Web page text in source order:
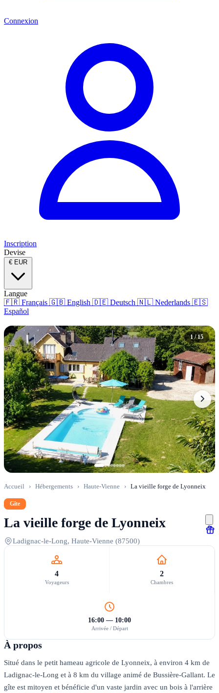
Connexion
Inscription
Devise
€ EUR
Langue
🇫🇷 Français 🇬🇧 English 🇩🇪 Deutsch 🇳🇱 Nederlands 🇪🇸
Español
1 / 15
Accueil › Hébergements › Haute-Vienne › La vieille forge de Lyonneix
Gîte
La vieille forge de Lyonneix
Ladignac-le-Long, Haute-Vienne (87500)
4
Voyageurs
2
Chambres
16:00 — 10:00
Arrivée / Départ
À propos
Situé dans le petit hameau agricole de Lyonneix, à environ 4 km de
Ladignac-le-Long et à 8 km du village animé de Bussière-Gallant. Le
gîte est mitoyen et bénéficie d'un vaste jardin avec un bois à l'arrière